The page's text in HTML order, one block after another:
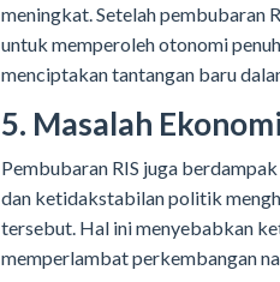
meningkat. Setelah pembubaran
untuk memperoleh otonomi
menciptakan tantangan baru
5. Masalah Ekonomi
Pembubaran RIS juga
dan ketidakstabilan politik
tersebut. Hal ini menyebabkan
memperlambat perkembangan